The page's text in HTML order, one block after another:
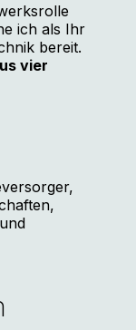
ich als Ihr
bereit.
vier